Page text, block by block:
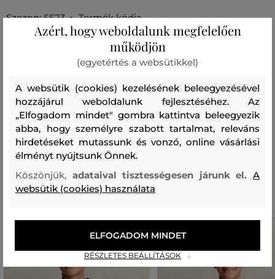
Szezon: SS23
Termék kódja
N21569N0154-323-FG-0N100
Összetétel
felső anyag
PAMUT
100 %
Ajánlott termékek
Azért, hogy weboldalunk megfelelően
működjön
(egyetértés a websütikkel)
A websütik (cookies) kezelésének beleegyezésével
hozzájárul weboldalunk fejlesztéséhez. Az
„Elfogadom mindet" gombra kattintva beleegyezik
abba, hogy személyre szabott tartalmat, releváns
hirdetéseket mutassunk és vonzó, online vásárlási
élményt nyújtsunk Önnek.
Köszönjük, adataival tisztességesen járunk el.A
websütik (cookies) használata
RÉSZLETES BEÁLLÍTÁSOK
ELFOGADOM MINDET